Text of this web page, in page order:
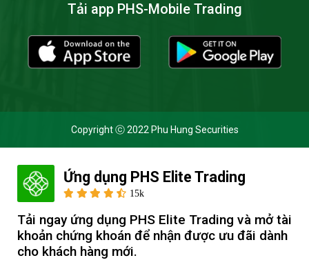
Cookie và chính sách bảo mật
Bằng cách nhấp vào 'Cho phép cookie', bạn đồng ý với việc
lưu trữ tất cả các cookie trên thiết bị của mình và đồng ý
vớiThông báo Xử lý dữ liệu cá nhâncủa Chứng khoán Phú
Hưng khi truy cập trang web này.
Tải app PHS-Mobile Trading
Copyright ⓒ 2022 Phu Hung Securities
Ứng dụng PHS Elite Trading
15k
Tải ngay ứng dụng PHS Elite Trading và mở tài
khoản chứng khoán để nhận được ưu đãi dành
cho khách hàng mới.